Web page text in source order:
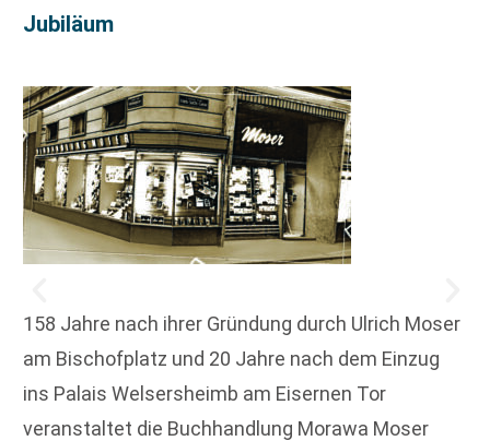
Jubiläum
158 Jahre nach ihrer Gründung durch Ulrich Moser
am Bischofplatz und 20 Jahre nach dem Einzug
ins Palais Welsersheimb am Eisernen Tor
veranstaltet die Buchhandlung Morawa Moser